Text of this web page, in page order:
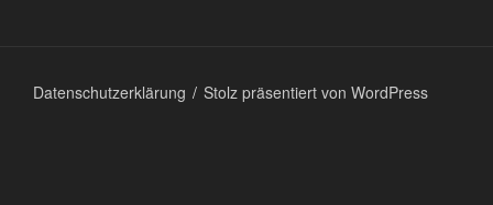
Datenschutzerklärung Stolz präsentiert von WordPress